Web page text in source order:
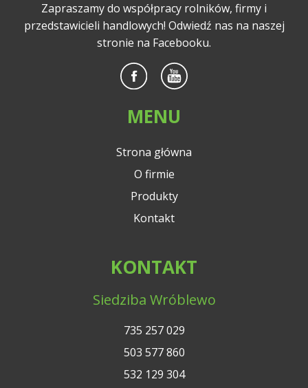
Zapraszamy do współpracy rolników, firmy i
przedstawicieli handlowych! Odwiedź nas na naszej
stronie na Facebooku.
MENU
Strona główna
O firmie
Produkty
Kontakt
KONTAKT
Siedziba Wróblewo
735 257 029
503 577 860
532 129 304